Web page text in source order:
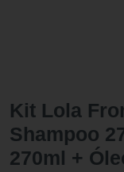
Kit Lola
Shampoo
270ml +